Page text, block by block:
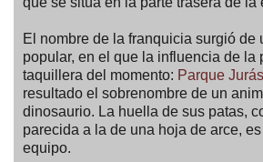
El nombre de la franquicia surgió de
popular, en el que la influencia de la
taquillera del momento: Parque
resultado el sobrenombre de un
dinosaurio. La huella de sus patas,
parecida a la de una hoja de arce,
equipo.